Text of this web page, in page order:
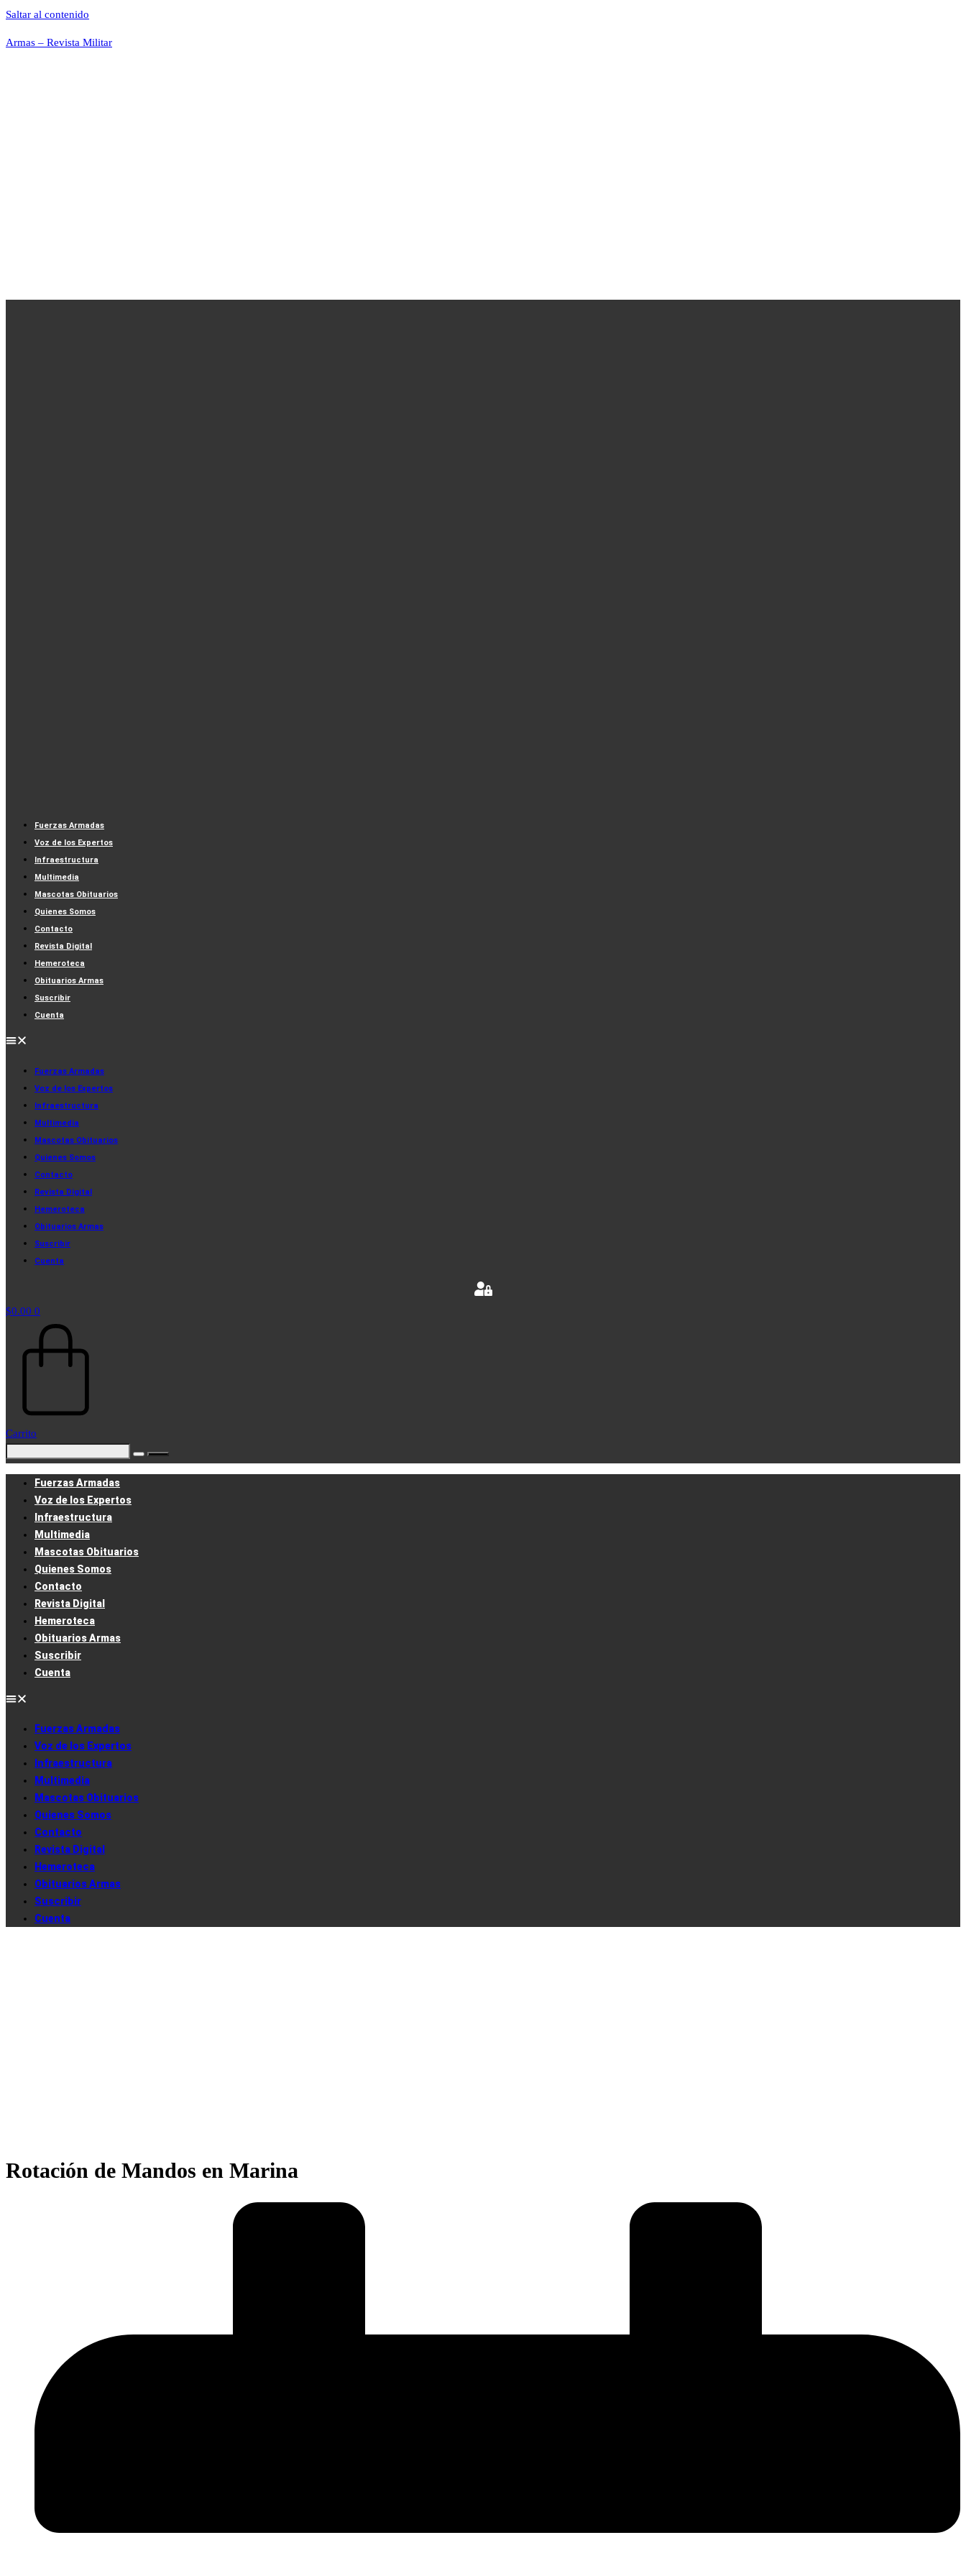
Saltar al contenido
Armas – Revista Militar
Fuerzas Armadas
Voz de los Expertos
Infraestructura
Multimedia
Mascotas Obituarios
Quienes Somos
Contacto
Revista Digital
Hemeroteca
Obituarios Armas
Suscribir
Cuenta
Fuerzas Armadas
Voz de los Expertos
Infraestructura
Multimedia
Mascotas Obituarios
Quienes Somos
Contacto
Revista Digital
Hemeroteca
Obituarios Armas
Suscribir
Cuenta
$0.00 0
Carrito
Fuerzas Armadas
Voz de los Expertos
Infraestructura
Multimedia
Mascotas Obituarios
Quienes Somos
Contacto
Revista Digital
Hemeroteca
Obituarios Armas
Suscribir
Cuenta
Fuerzas Armadas
Voz de los Expertos
Infraestructura
Multimedia
Mascotas Obituarios
Quienes Somos
Contacto
Revista Digital
Hemeroteca
Obituarios Armas
Suscribir
Cuenta
Rotación de Mandos en Marina